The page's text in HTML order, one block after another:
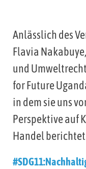
Anlässlich des
Flavia
und
for Future
in dem sie uns
Perspektive auf
Handel